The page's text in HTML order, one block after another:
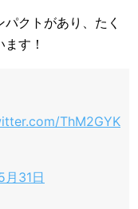
クトがあり、たく
す！
ThM2GYK
月31日